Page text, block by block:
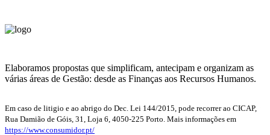
Elaboramos propostas que simplificam, antecipam e organizam as
várias áreas de Gestão: desde as Finanças aos Recursos Humanos.
Em caso de litigio e ao abrigo do Dec. Lei 144/2015, pode recorrer ao CICAP,
Rua Damião de Góis, 31, Loja 6, 4050-225 Porto. Mais informações em
https://www.consumidor.pt/